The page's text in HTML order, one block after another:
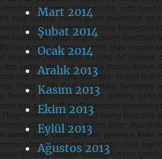
Mart 2014
Şubat 2014
Ocak 2014
Aralık 2013
Kasım 2013
Ekim 2013
Eylül 2013
Ağustos 2013